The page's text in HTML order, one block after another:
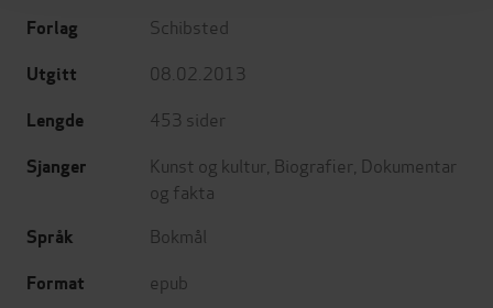
Forlag Schibsted
Utgitt 08.02.2013
Lengde 453 sider
Sjanger Kunst og kultur Biografier Dokumentar
og fakta
Språk Bokmål
Format epub